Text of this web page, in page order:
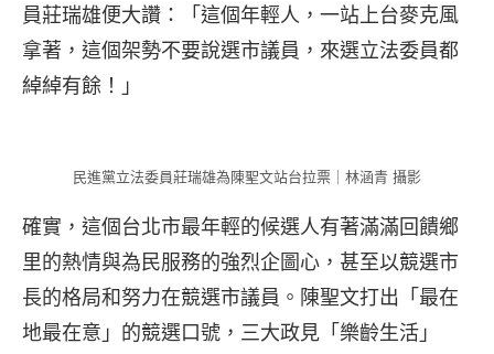
員莊瑞雄便大讚：「這個年輕人，一站上台麥克風
拿著，這個架勢不要說選市議員，來選立法委員都
綽綽有餘！」
民進黨立法委員莊瑞雄為陳聖文站台拉票｜林涵青 攝影
確實，這個台北市最年輕的候選人有著滿滿回饋鄉
里的熱情與為民服務的強烈企圖心，甚至以競選市
長的格局和努力在競選市議員。陳聖文打出「最在
地最在意」的競選口號，三大政見「樂齡生活」